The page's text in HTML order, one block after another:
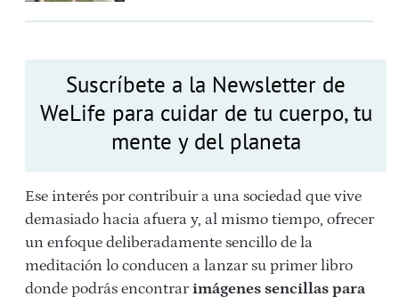
Suscríbete a la Newsletter de
WeLife para cuidar de tu cuerpo, tu
mente y del planeta
Ese interés por contribuir a una sociedad que vive
demasiado hacia afuera y, al mismo tiempo, ofrecer
un enfoque deliberadamente sencillo de la
meditación lo conducen a lanzar su primer libro
donde podrás encontrarimágenes sencillas para